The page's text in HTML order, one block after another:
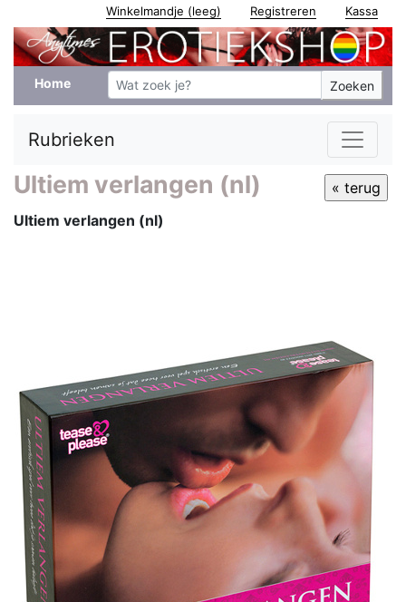
Winkelmandje (leeg) Registreren Kassa
Home Zoeken
Rubrieken
Ultiem verlangen (nl)
Ultiem verlangen (nl)